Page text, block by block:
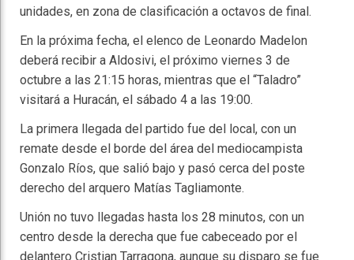
unidades, en zona de clasificación a octavos de final.
En la próxima fecha, el elenco de Leonardo Madelon
deberá recibir a Aldosivi, el próximo viernes 3 de
octubre a las 21:15 horas, mientras que el “Taladro”
visitará a Huracán, el sábado 4 a las 19:00.
La primera llegada del partido fue del local, con un
remate desde el borde del área del mediocampista
Gonzalo Ríos, que salió bajo y pasó cerca del poste
derecho del arquero Matías Tagliamonte.
Unión no tuvo llegadas hasta los 28 minutos, con un
centro desde la derecha que fue cabeceado por el
delantero Cristian Tarragona, aunque su disparo se fue